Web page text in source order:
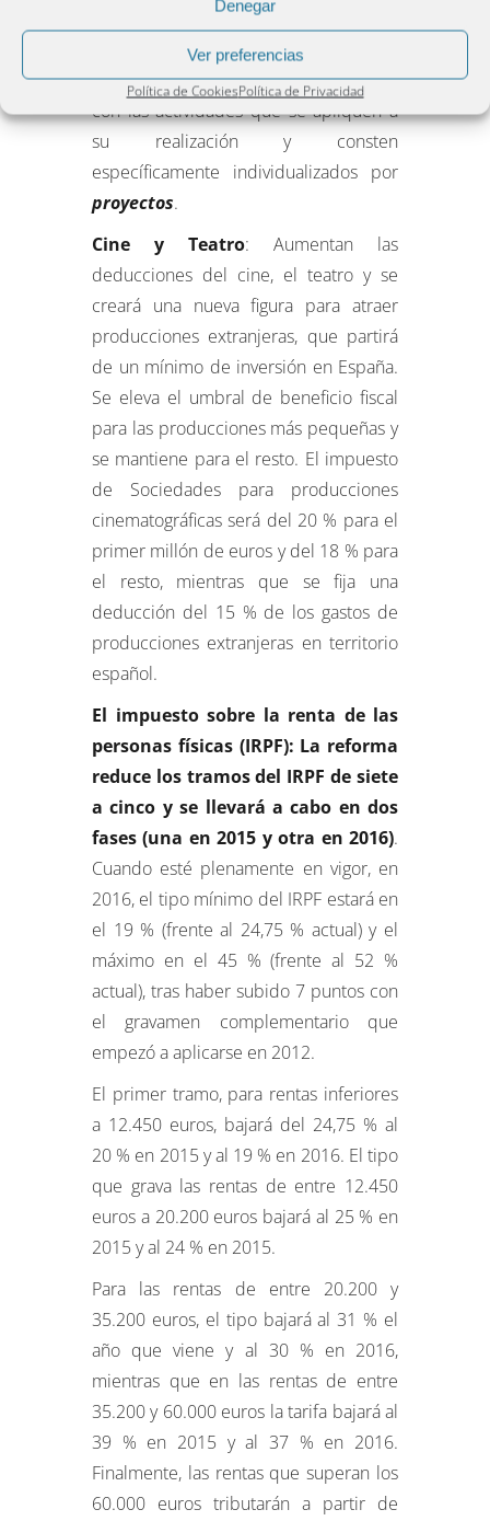
Denegar
Ver preferencias
Política de CookiesPolítica de Privacidad
permitirá aplicar la deducción del 12 %
de los gastos efectuados en el período
impositivo directamente relacionados
con las actividades que se apliquen a
su realización y consten
específicamente individualizados por
proyectos.
Cine y Teatro: Aumentan las
deducciones del cine, el teatro y se
creará una nueva figura para atraer
producciones extranjeras, que partirá
de un mínimo de inversión en España.
Se eleva el umbral de beneficio fiscal
para las producciones más pequeñas y
se mantiene para el resto. El impuesto
de Sociedades para producciones
cinematográficas será del 20 % para el
primer millón de euros y del 18 % para
el resto, mientras que se fija una
deducción del 15 % de los gastos de
producciones extranjeras en territorio
español.
El impuesto sobre la renta de las
personas físicas (IRPF): La reforma
reduce los tramos del IRPF de siete
a cinco y se llevará a cabo en dos
fases (una en 2015 y otra en 2016).
Cuando esté plenamente en vigor, en
2016, el tipo mínimo del IRPF estará en
el 19 % (frente al 24,75 % actual) y el
máximo en el 45 % (frente al 52 %
actual), tras haber subido 7 puntos con
el gravamen complementario que
empezó a aplicarse en 2012.
El primer tramo, para rentas inferiores
a 12.450 euros, bajará del 24,75 % al
20 % en 2015 y al 19 % en 2016. El tipo
que grava las rentas de entre 12.450
euros a 20.200 euros bajará al 25 % en
2015 y al 24 % en 2015.
Para las rentas de entre 20.200 y
35.200 euros, el tipo bajará al 31 % el
año que viene y al 30 % en 2016,
mientras que en las rentas de entre
35.200 y 60.000 euros la tarifa bajará al
39 % en 2015 y al 37 % en 2016.
Finalmente, las rentas que superan los
60.000 euros tributarán a partir de